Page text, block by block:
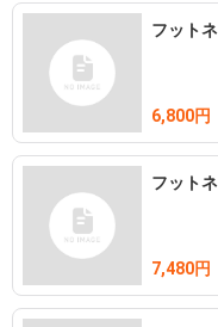
フット
6,800円
フット
7,480円